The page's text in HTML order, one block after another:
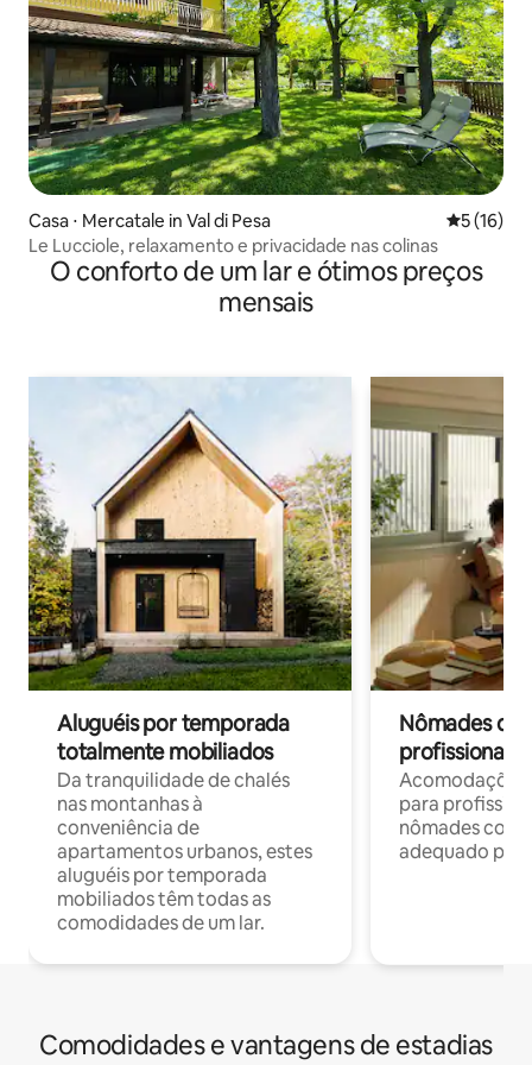
Casa ⋅ Mercatale in Val di Pesa 5 de uma
5 (16)
Le Lucciole, relaxamento e privacidade nas colinas
O conforto de um lar e ótimos preços
mensais
Aluguéis por temporada
totalmente mobiliados
Da tranquilidade de chalés
nas montanhas à
conveniência de
apartamentos urbanos, estes
aluguéis por temporada
mobiliados têm todas as
comodidades de um lar.
Nômades
profissionais
para
nômades com
adequado
Comodidades e vantagens de estadias